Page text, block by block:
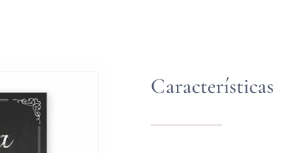
Características